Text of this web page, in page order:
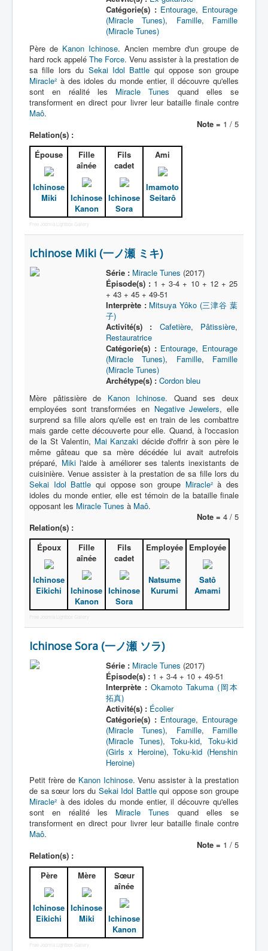
Catégorie(s) : Entourage, Entourage
(Miracle Tunes), Famille, Famille
(Miracle Tunes)
Père de Kanon Ichinose. Ancien membre d'un groupe de
hard rock appelé The Force. Venu assister à la prestation de
sa fille lors du Sekai Idol Battle qui oppose son groupe
Miracle² à des idoles du monde entier, il découvre qu'elles
sont en réalité les Miracle Tunes quand elles se
transforment en direct pour livrer leur bataille finale contre
Maô.
Note = 1 / 5
Relation(s) :
Épouse
Ichinose
Miki
Fille
aînée
Ichinose
Kanon
Fils
cadet
Ichinose
Sora
Ami
Imamoto
Seitarô
Free Joomla Lightbox Gallery
Ichinose Miki (一ノ瀬 ミキ)
Série : Miracle Tunes (2017)
Épisode(s) : 1 + 3-4 + 10 + 12 + 25
+ 43 + 45 + 49-51
Interprète : Mitsuya Yôko (三津谷 葉
子)
Activité(s) :
Cafetière, Pâtissière,
Restauratrice
Catégorie(s) : Entourage, Entourage
(Miracle Tunes), Famille, Famille
(Miracle Tunes)
Archétype(s) : Cordon bleu
Mère pâtissière de Kanon Ichinose. Quand ses deux
employées sont transformées en Negative Jewelers, elle
surprend sa fille alors qu'elle est en train de les combattre
mais garde cette découverte pour elle. Quand, à l'occasion
de la St Valentin, Mai Kanzaki décide d'offrir à son père le
même gâteau que sa mère décédée lui avait autrefois
préparé, Mikil'aide à améliorer ses talents inexistants de
cuisinière. Venue assister à la prestation de sa fille lors du
Sekai Idol Battle qui oppose son groupe Miracle²à des
idoles du monde entier, elle est témoin de la bataille finale
opposant les Miracle Tunes à Maô.
Note = 4 / 5
Relation(s) :
Époux
Ichinose
Eikichi
Fille
aînée
Ichinose
Kanon
Fils
cadet
Ichinose
Sora
Employée
Natsume
Kurumi
Employée
Satô
Amami
Ichinose Sora (一ノ瀬 ソラ)
Série : Miracle Tunes (2017)
Épisode(s) :1 + 3-4 + 10 + 49-51
Interprète : Okamoto Takuma (岡本
拓真)
Activité(s) : Écolier
Catégorie(s) : Entourage, Entourage
(Miracle Tunes), Famille, Famille
(Miracle Tunes),Toku-kid, Toku-kid
(Girls x Heroine),Toku-kid (Henshin
Heroine)
Petit frère de Kanon Ichinose. Venu assister à la prestation
de sa sœur lors du Sekai Idol Battlequi oppose son groupe
Miracle² à des idoles du monde entier, il découvre qu'elles
sont en réalité les Miracle Tunes quand elles se
transforment en direct pour livrer leur bataille finale contre
Maô.
Note = 1 / 5
Relation(s) :
Père
Ichinose
Eikichi
Mère
Ichinose
Miki
Sœur
aînée
Ichinose
Kanon
Free Joomla Lightbox Gallery